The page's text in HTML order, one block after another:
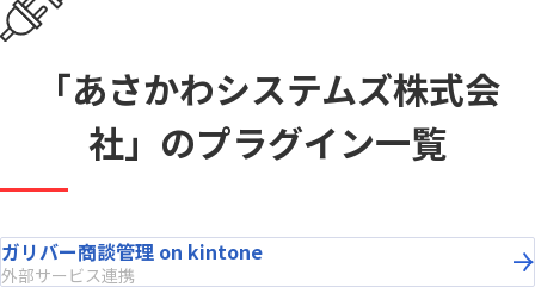
「あさかわシステムズ株式会
社」 のプラグイン一覧
ガリバー商談管理 on kintone
外部サービス連携